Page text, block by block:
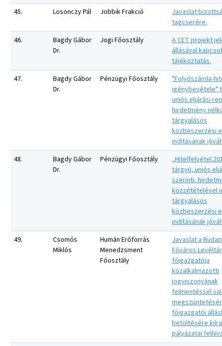
45.
Losonczy Pál Jobbik Frakció
Javaslat
tagcserére.
46.
Bagdy Gábor
Dr.
Jogi Főosztály
A CET projekt
állásával
tájékoztatás.
47.
Bagdy Gábor
Dr.
Pénzügyi Főosztály
"Folyószámla-
igénybevétele"
uniós eljárási
hirdetmény
tárgyalásos
közbeszerzési
indításának
48.
Bagdy Gábor
Dr.
Pénzügyi Főosztály
„Hitelfelvétel
tárgyú, uniós
szerinti,
közzétételével
tárgyalásos
közbeszerzési
indításának
49.
Csomós
Miklós
Humán Erőforrás
Menedzsment
Főosztály
Javaslat a
Főváros
főigazgatója
közalkalmazotti
jogviszonyának
felmentéssel
főigazgatói
betöltésére
pályázatai